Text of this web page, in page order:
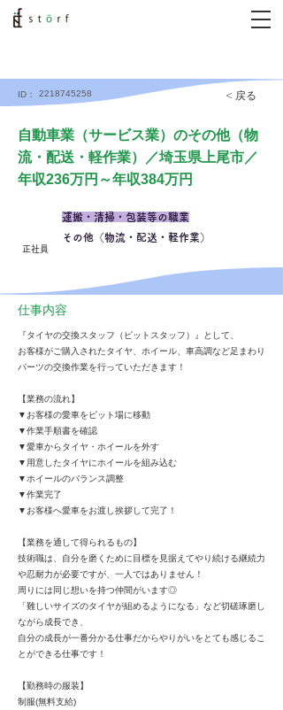
ID： 2218745258 < 戻る
自動車業（サービス業）のその他（物
流・配送・軽作業）／埼玉県上尾市／
年収236万円～年収384万円
正社員
運搬・清掃・包装等の職業
その他（物流・配送・軽作業）
仕事内容
『タイヤの交換スタッフ（ピットスタッフ）』として、
お客様がご購入されたタイヤ、ホイール、車高調など足まわり
パーツの交換作業を行っていただきます！
【業務の流れ】
▼お客様の愛車をピット場に移動
▼作業手順書を確認
▼愛車からタイヤ・ホイールを外す
▼用意したタイヤにホイールを組み込む
▼ホイールのバランス調整
▼作業完了
▼お客様へ愛車をお渡し挨拶して完了！
【業務を通して得られるもの】
技術職は、自分を磨くために目標を見据えてやり続ける継続力
や忍耐力が必要ですが、一人ではありません！
周りには同じ想いを持つ仲間がいます◎
「難しいサイズのタイヤが組めるようになる」など切磋琢磨し
ながら成長でき、
自分の成長が一番分かる仕事だからやりがいをとても感じるこ
とができる仕事です！
【勤務時の服装】
制服(無料支給)